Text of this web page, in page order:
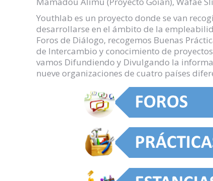
Youthlab es un proyecto donde se van
desarrollarse en el ámbito de la
Foros de Diálogo, recogemos Buenas
de Intercambio y conocimiento de
vamos Difundiendo y Divulgando la
nueve organizaciones de cuatro países